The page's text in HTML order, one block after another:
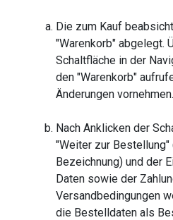
Die zum Kauf
"Warenkorb" abgelegt.
Schaltfläche in der
den "Warenkorb"
Änderungen vornehmen.
Nach Anklicken der
"Weiter zur Bestellung"
Bezeichnung) und der
Daten sowie der
Versandbedingungen
die Bestelldaten als